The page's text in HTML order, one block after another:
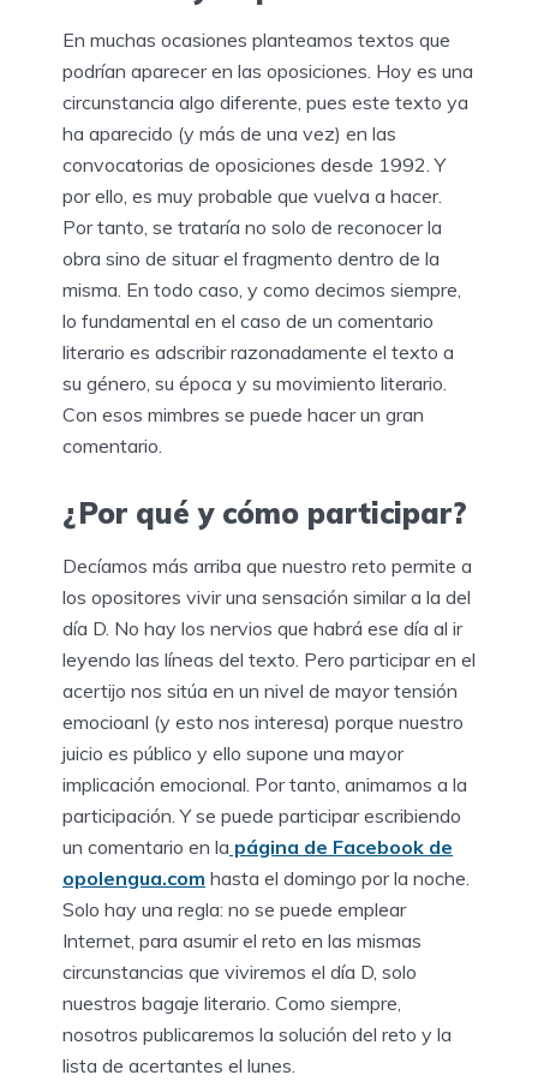
En muchas ocasiones planteamos textos que
podrían aparecer en las oposiciones. Hoy es una
circunstancia algo diferente, pues este texto ya
ha aparecido (y más de una vez) en las
convocatorias de oposiciones desde 1992. Y
por ello, es muy probable que vuelva a hacer.
Por tanto, se trataría no solo de reconocer la
obra sino de situar el fragmento dentro de la
misma. En todo caso, y como decimos siempre,
lo fundamental en el caso de un comentario
literario es adscribir razonadamente el texto a
su género, su época y su movimiento literario.
Con esos mimbres se puede hacer un gran
comentario.
¿Por qué y cómo participar?
Decíamos más arriba que nuestro reto permite a
los opositores vivir una sensación similar a la del
día D. No hay los nervios que habrá ese día al ir
leyendo las líneas del texto. Pero participar en el
acertijo nos sitúa en un nivel de mayor tensión
emocioanl (y esto nos interesa) porque nuestro
juicio es público y ello supone una mayor
implicación emocional. Por tanto, animamos a la
participación. Y se puede participar escribiendo
un comentario en la página de Facebook de
opolengua.com hasta el domingo por la noche.
Solo hay una regla: no se puede emplear
Internet, para asumir el reto en las mismas
circunstancias que viviremos el día D, solo
nuestros bagaje literario. Como siempre,
nosotros publicaremos la solución del reto y la
lista de acertantes el lunes.